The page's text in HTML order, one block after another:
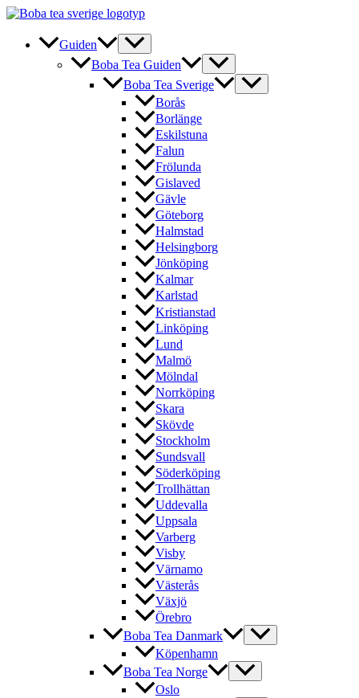
Hoppa
innehåll
Guiden
Boba Tea Guiden
Boba Tea Sverige
Borås
Borlänge
Eskilstuna
Falun
Frölunda
Gislaved
Gävle
Göteborg
Halmstad
Helsingborg
Jönköping
Kalmar
Karlstad
Kristianstad
Linköping
Lund
Malmö
Mölndal
Norrköping
Skara
Skövde
Stockholm
Sundsvall
Söderköping
Trollhättan
Uddevalla
Uppsala
Varberg
Visby
Värnamo
Västerås
Växjö
Örebro
Boba Tea Danmark
Köpenhamn
Boba Tea Norge
Oslo